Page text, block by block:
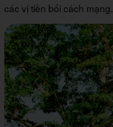
các vị tiền bối cách mạng.